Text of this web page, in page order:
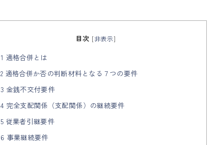
目次 [非表示]
1 適格合併とは
2 適格合併か否の判断材料となる７つの要件
3 金銭不交付要件
4 完全支配関係（支配関係）の継続要件
5 従業者引継要件
6 事業継続要件